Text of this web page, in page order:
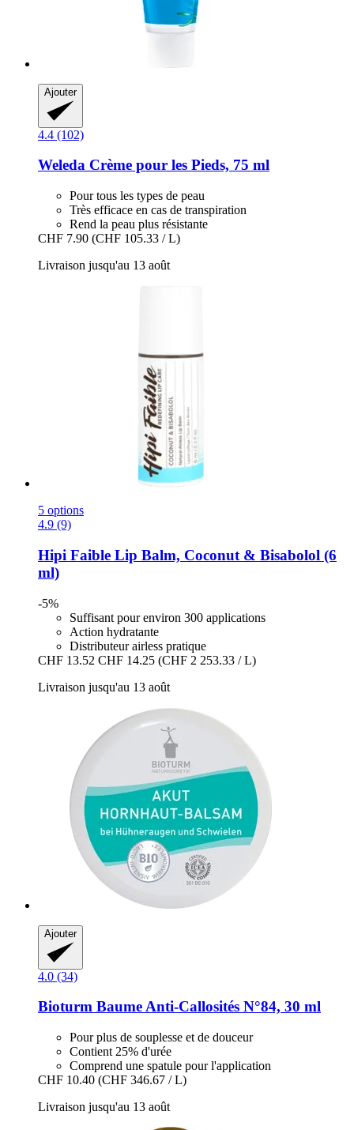
Ajouter
4.4 (102)
Weleda Crème pour les Pieds, 75 ml
Pour tous les types de peau
Très efficace en cas de transpiration
Rend la peau plus résistante
CHF 7.90 (CHF 105.33 / L)
Livraison jusqu'au 13 août
5 options
4.9 (9)
Hipi Faible Lip Balm, Coconut & Bisabolol (6
ml)
-5%
Suffisant pour environ 300 applications
Action hydratante
Distributeur airless pratique
CHF 13.52 CHF 14.25 (CHF 2 253.33 / L)
Livraison jusqu'au 13 août
Ajouter
4.0 (34)
Bioturm Baume Anti-​Callosités N°84, 30 ml
Pour plus de souplesse et de douceur
Contient 25% d'urée
Comprend une spatule pour l'application
CHF 10.40 (CHF 346.67 / L)
Livraison jusqu'au 13 août